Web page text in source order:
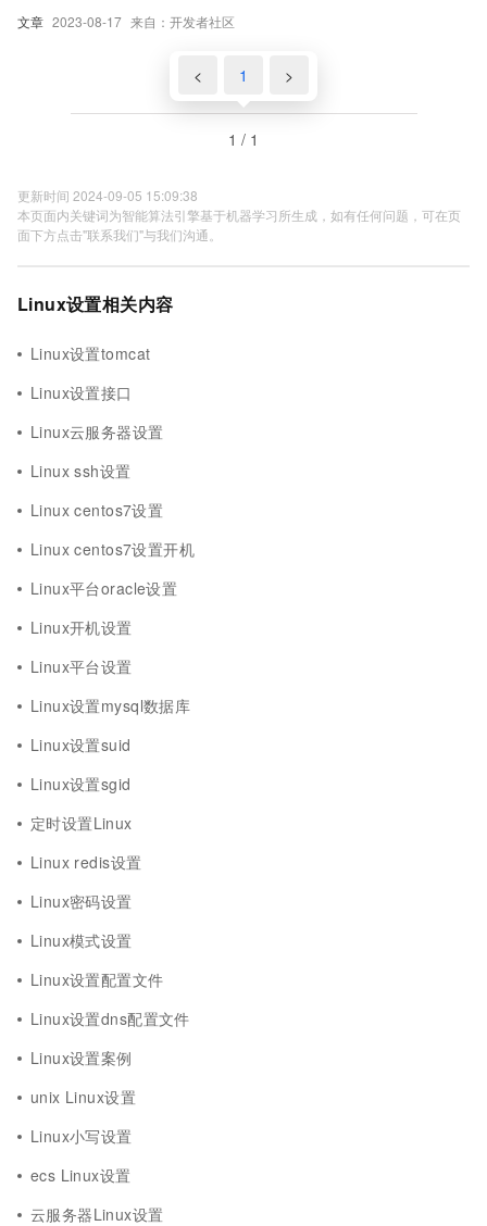
文章 2023-08-17 来自：开发者社区
< 1 >
1 / 1
更新时间 2024-09-05 15:09:38
本页面内关键词为智能算法引擎基于机器学习所生成，如有任何问题，可在页
面下方点击"联系我们"与我们沟通。
Linux设置相关内容
Linux设置tomcat
Linux设置接口
Linux云服务器设置
Linux ssh设置
Linux centos7设置
Linux centos7设置开机
Linux平台oracle设置
Linux开机设置
Linux平台设置
Linux设置mysql数据库
Linux设置suid
Linux设置sgid
定时设置Linux
Linux redis设置
Linux密码设置
Linux模式设置
Linux设置配置文件
Linux设置dns配置文件
Linux设置案例
unix Linux设置
Linux小写设置
ecs Linux设置
云服务器Linux设置